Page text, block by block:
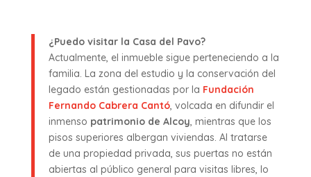
¿Puedo visitar la Casa del Pavo?
Actualmente, el inmueble sigue perteneciendo a la
familia. La zona del estudio y la conservación del
legado están gestionadas por la Fundación
Fernando Cabrera Cantó, volcada en difundir el
inmenso patrimonio de Alcoy , mientras que los
pisos superiores albergan viviendas. Al tratarse
de una propiedad privada, sus puertas no están
abiertas al público general para visitas libres, lo